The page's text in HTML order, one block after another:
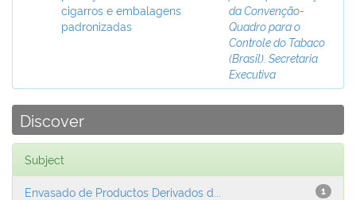
cigarros e embalagens
padronizadas
da Convenção-
Quadro para o
Controle do Tabaco
(Brasil). Secretaria
Executiva
Discover
Subject
1
Envasado de Productos Derivados d...